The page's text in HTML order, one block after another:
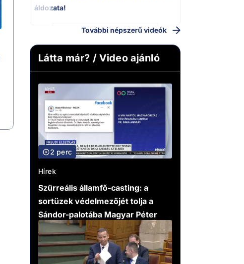
áldozata!
További népszerű videók
Látta már? / Video ajánló
2 perc
Hírek
Szürreális államfő-casting: a
sortüzek védelmezőjét tolja a
Sándor-palotába Magyar Péter